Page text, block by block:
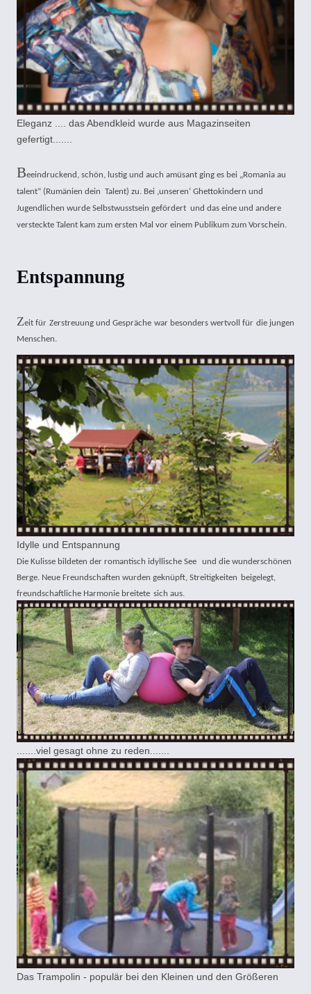
Eleganz .... das Abendkleid wurde aus Magazinseiten
gefertigt.......
Beeindruckend, schön, lustig und auch amüsant ging es bei „Romania au
talent“ (Rumänien dein Talent) zu. Bei ‚unseren‘ Ghettokindern und
Jugendlichen wurde Selbstwusstsein gefördert und das eine und andere
versteckte Talent kam zum ersten Mal vor einem Publikum zum Vorschein.
Entspannung
Zeit für Zerstreuung und Gespräche war besonders wertvoll für die jungen
Menschen.
Idylle und Entspannung
Die Kulisse bildeten der romantisch idyllische See
und die wunderschönen
Berge. Neue Freundschaften wurden geknüpft, Streitigkeiten
beigelegt,
freundschaftliche Harmonie breitete sich aus.
.......viel gesagt ohne zu reden.......
Das Trampolin - populär bei den Kleinen und den Größeren